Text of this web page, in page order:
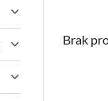
Brak